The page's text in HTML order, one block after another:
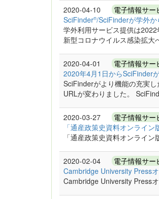
2020-04-10 電子情報サー
SciFindern/SciFinderが学外
学外利用サービス提供は
新型コロナウイルス感染拡
2020-04-01 電子情報サー
2020年4月1日からSciFinder
SciFinderがより機能の充実
URLが変わりました。
2020-03-27 電子情報サー
「通産政策史資料オンライ
「通産政策史資料オンライン
2020-02-04 電子情報サー
Cambridge University Press
Cambridge University Press